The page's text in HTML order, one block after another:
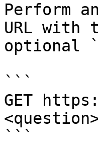
Perform
URL with
optional
```
GET
```